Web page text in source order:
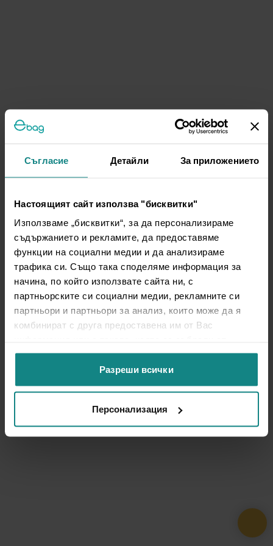
Съгласие Детайли За приложението
Настоящият сайт използва "бисквитки"
Използваме „бисквитки“, за да персонализираме
съдържанието и рекламите, да предоставяме
функции на социални медии и да анализираме
трафика си. Също така споделяме информация за
начина, по който използвате сайта ни, с
партньорските си социални медии, рекламните си
партньори и партньори за анализ, които може да я
комбинират с друга предоставена им от Вас
ползването от Ваша страна на услугите им.
Разреши всички
Персонализация